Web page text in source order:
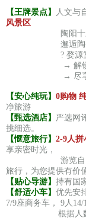
【王牌景点】 人文与
风景区
陶阳十三里
邂逅陶瓷艺术
? 婺源篁岭
→ 解锁篁岭9
→ 尽享梯田观
【安心纯玩】 0购物
净旅游
【甄选酒店】 严选网
挑细选。
【惬意旅行】 2-9人拼
享亲密时光，
游览自由，出
旅行，为您提供有价
【贴心导游】 持有国
【舒适小车】 优先安
7/9座商务车， 9人14/
根据人数安排车